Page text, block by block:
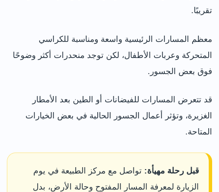
تقريبًا.
معظم المسارات الرئيسية واسعة ومناسبة للكراسي
المتحركة وعربات الأطفال، لكن توجد منحدرات أكثر وضوحًا
فوق بعض الجسور.
قد تتعرض المسارات للفيضانات أو الطين بعد الأمطار
الغزيرة، وتؤثر أعمال الجسور الحالية في بعض الخيارات
المتاحة.
قبل رحلة مهيأة: تواصل مع مركز الطبيعة في يوم
الزيارة لمعرفة المسار المفتوح وحالة الأرض، بدل